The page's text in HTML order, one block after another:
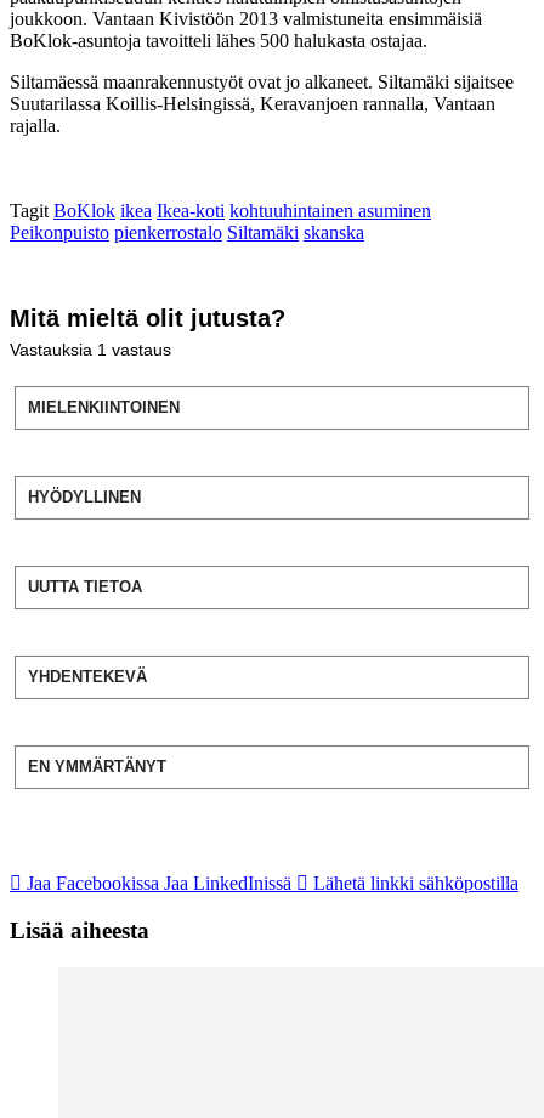
joukkoon. Vantaan Kivistöön 2013 valmistuneita ensimmäisiä
BoKlok-asuntoja tavoitteli lähes 500 halukasta ostajaa.
Siltamäessä maanrakennustyöt ovat jo alkaneet. Siltamäki sijaitsee
Suutarilassa Koillis-Helsingissä, Keravanjoen rannalla, Vantaan
rajalla.
Tagit BoKlok ikea Ikea-koti kohtuuhintainen asuminen
Peikonpuisto pienkerrostalo Siltamäki skanska
Mitä mieltä olit jutusta?
Vastauksia 1 vastaus
MIELENKIINTOINEN
HYÖDYLLINEN
UUTTA TIETOA
YHDENTEKEVÄ
EN YMMÄRTÄNYT
Jaa Facebookissa Jaa LinkedInissä Lähetä linkki sähköpostilla
Lisää aiheesta